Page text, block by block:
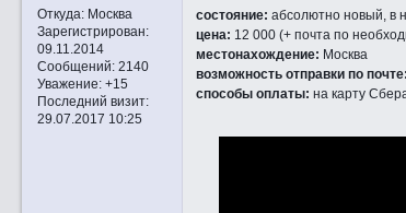
Откуда:Москва
Зарегистрирован:
09.11.2014
Сообщений:2140
Уважение: +15
Последний визит:
29.07.2017 10:25
состояние: абсолютно новый, в
цена: 12 000 (+ почта по
местонахождение: Москва
возможность отправки по почте:
способы оплаты: на карту